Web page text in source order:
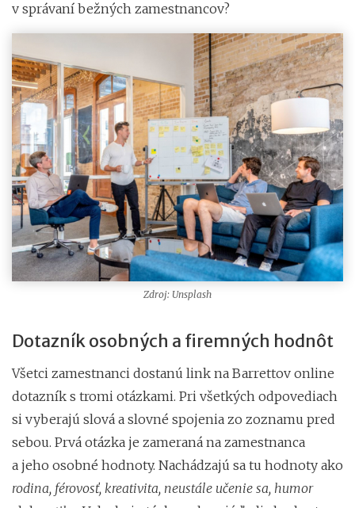
v správaní bežných zamestnancov?
Zdroj: Unsplash
Dotazník osobných a firemných hodnôt
Všetci zamestnanci dostanú link na Barrettov online
dotazník s tromi otázkami. Pri všetkých odpovediach
si vyberajú slová a slovné spojenia zo zoznamu pred
sebou. Prvá otázka je zameraná na zamestnanca
a jeho osobné hodnoty. Nachádzajú sa tu hodnoty ako
rodina, férovosť, kreativita, neustále učenie sa, humor